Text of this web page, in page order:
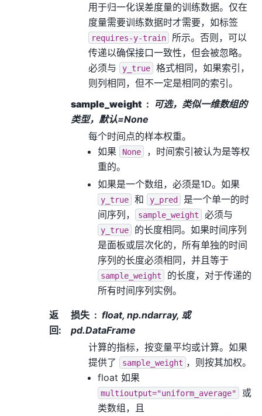
用于归一化误差度量的训练数据。仅在
度量需要训练数据时才需要，如标签
requires-y-train
所示。否则，可以
传递以确保接口一致性，但会被忽略。
必须与
y_true
格式相同，如果索引，
则列相同，但不一定是相同的索引。
sample_weight
可选，类似一维数组的
类型，默认=None
每个时间点的样本权重。
如果
None
，时间索引被认为是等权
重的。
如果是一个数组，必须是1D。如果
y_true 和 y_pred
是一个单一的时
间序列，
sample_weight 必须与
y_true
的长度相同。如果时间序列
是面板或层次化的，所有单独的时间
序列的长度必须相同，并且等于
sample_weight
的长度，对于传递的
所有时间序列实例。
返
回:
损失
float, np.ndarray, 或
pd.DataFrame
计算的指标，按变量平均或计算。如果
提供了
sample_weight ，则按其加权。
float 如果
multioutput="uniform_average"
或
类数组，且